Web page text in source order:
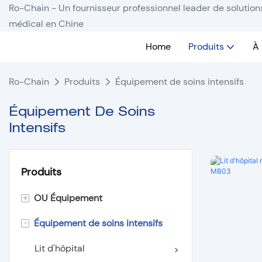
Ro-Chain - Un fournisseur professionnel leader de
médical en Chine
Home
Produits À
Ro-Chain Produits Équipement de soins intensifs
Équipement De Soins
Intensifs
Produits
+ OU Équipement
Éclairage sans ombre
Table d'opération
- Équipement de soins intensifs
Lit d'hôpital